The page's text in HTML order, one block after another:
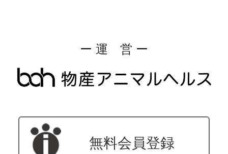
ー 運 営 ー
無料会員登録